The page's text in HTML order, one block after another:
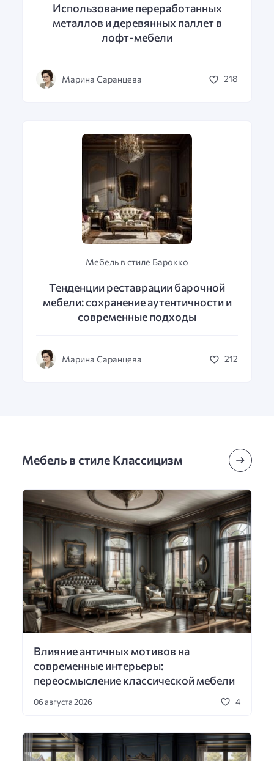
Использование переработанных
металлов и деревянных паллет в
лофт-мебели
Марина Саранцева 218
Мебель в стиле Барокко
Тенденции реставрации барочной
мебели: сохранение аутентичности и
современные подходы
Марина Саранцева 212
Мебель в стиле Классицизм
Влияние античных мотивов на
современные интерьеры:
переосмысление классической мебели
06 августа 2026 4